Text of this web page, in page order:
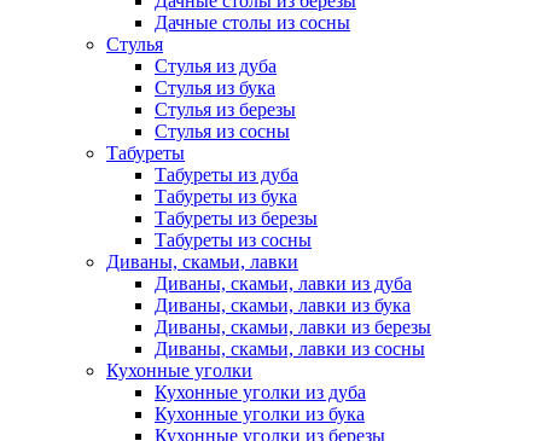
Дачные столы из сосны
Стулья
Стулья из дуба
Стулья из бука
Стулья из березы
Стулья из сосны
Табуреты
Табуреты из дуба
Табуреты из бука
Табуреты из березы
Табуреты из сосны
Диваны, скамьи, лавки
Диваны, скамьи, лавки из дуба
Диваны, скамьи, лавки из бука
Диваны, скамьи, лавки из березы
Диваны, скамьи, лавки из сосны
Кухонные уголки
Кухонные уголки из дуба
Кухонные уголки из бука
Кухонные уголки из березы